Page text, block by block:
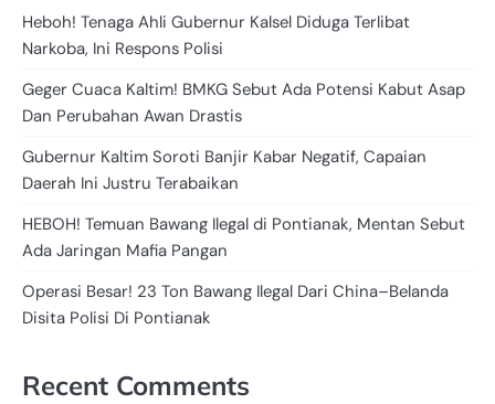
Heboh! Tenaga Ahli Gubernur Kalsel Diduga Terlibat
Narkoba, Ini Respons Polisi
Geger Cuaca Kaltim! BMKG Sebut Ada Potensi Kabut Asap
Dan Perubahan Awan Drastis
Gubernur Kaltim Soroti Banjir Kabar Negatif, Capaian
Daerah Ini Justru Terabaikan
HEBOH! Temuan Bawang Ilegal di Pontianak, Mentan Sebut
Ada Jaringan Mafia Pangan
Operasi Besar! 23 Ton Bawang Ilegal Dari China–Belanda
Disita Polisi Di Pontianak
Recent Comments